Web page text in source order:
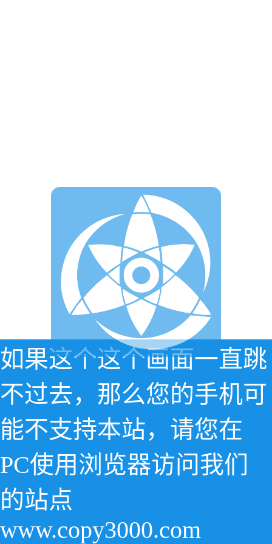
如果这个这个画面一直跳
不过去，那么您的手机可
能不支持本站，请您在
PC使用浏览器访问我们
的站点
www.copy3000.com